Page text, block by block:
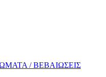
/ ΒΕΒΑΙΩΣΕΙΣ